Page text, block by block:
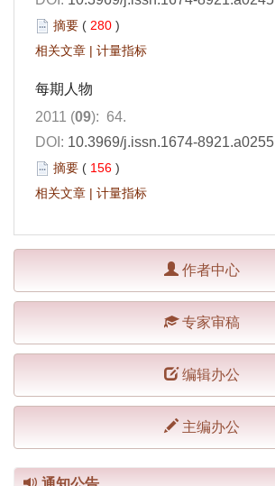
摘要 ( 280 )
相关文章 | 计量指标
每期人物
2011 (09): 64.
DOI: 10.3969/j.issn.1674-8921.a0255
摘要 ( 156 )
相关文章 | 计量指标
作者中心
专家审稿
编辑办公
主编办公